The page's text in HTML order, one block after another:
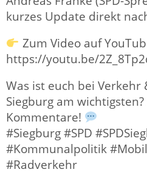
kurzes Update direkt
Zum Video auf
https://youtu.be/
Was ist euch bei Verkehr
Siegburg am wichtigsten?
Kommentare!
#Siegburg #SPD
#Kommunalpolitik
#Radverkehr